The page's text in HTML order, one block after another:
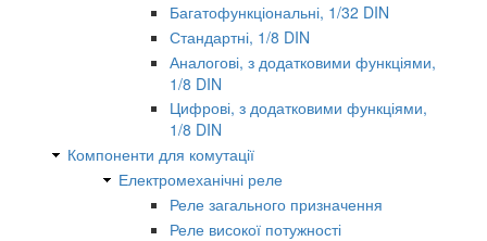
Багатофункціональні, 1/32 DIN
Стандартні, 1/8 DIN
Аналогові, з додатковими функціями,
1/8 DIN
Цифрові, з додатковими функціями,
1/8 DIN
Компоненти для комутації
Електромеханічні реле
Реле загального призначення
Реле високої потужності